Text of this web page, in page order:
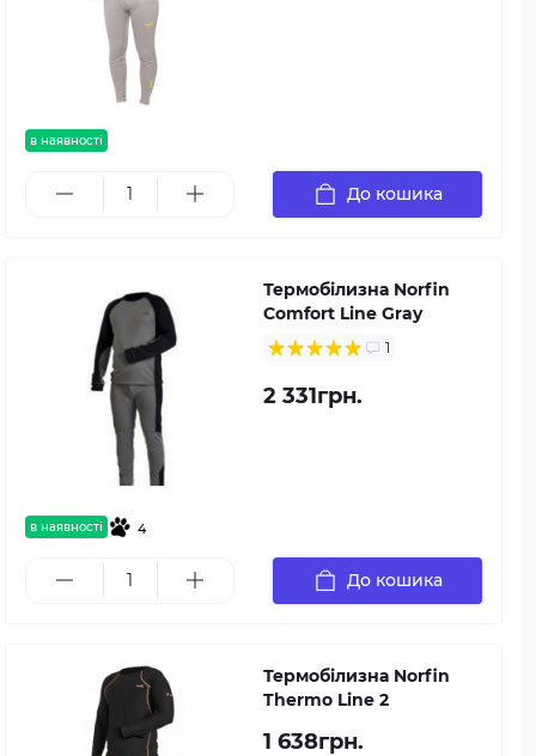
в наявності
До кошика
в наявності 4
Термобілизна Norfin
Comfort Line Gray
1
2 331грн.
До кошика
Термобілизна Norfin
Thermo Line 2
1 638грн.